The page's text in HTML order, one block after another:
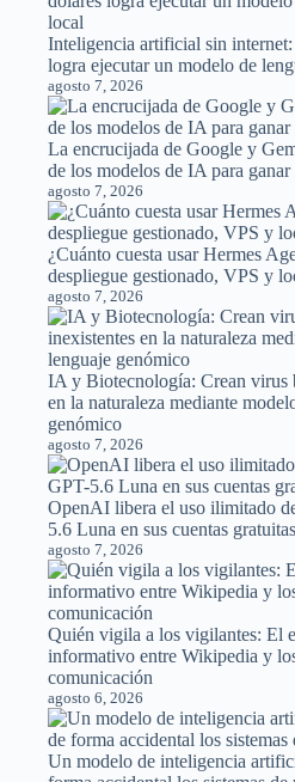
Inteligencia artificial sin
logra ejecutar un modelo de
agosto 7, 2026
La encrucijada de Google y
de los modelos de IA para
agosto 7, 2026
¿Cuánto cuesta usar Hermes
despliegue gestionado, VPS y
agosto 7, 2026
IA y Biotecnología: Crean virus
en la naturaleza mediante
genómico
agosto 7, 2026
OpenAI libera el uso ilimitado
5.6 Luna en sus cuentas gratuitas
agosto 7, 2026
Quién vigila a los vigilantes: El
informativo entre Wikipedia y
comunicación
agosto 6, 2026
Un modelo de inteligencia